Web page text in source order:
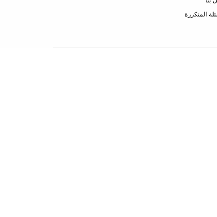
المتكررة